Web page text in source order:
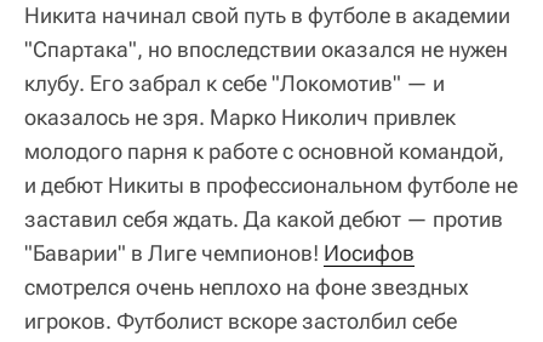
Никита начинал свой путь в футболе в академии
"Спартака", но впоследствии оказался не нужен
клубу. Его забрал к себе "Локомотив" — и
оказалось не зря. Марко Николич привлек
молодого парня к работе с основной командой,
и дебют Никиты в профессиональном футболе не
заставил себя ждать. Да какой дебют — против
"Баварии" в Лиге чемпионов! Иосифов
смотрелся очень неплохо на фоне звездных
игроков. Футболист вскоре застолбил себе